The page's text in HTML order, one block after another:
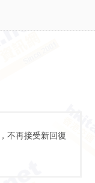
不再接受新回復